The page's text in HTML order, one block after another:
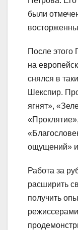
были
После этого
на
снялся в
Шекспир.
ягнят»,
ощущений» и
Работа за
расширить
получить